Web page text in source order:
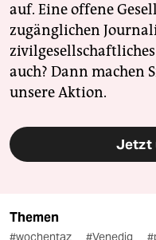
auf. Eine offene
zugänglichen
auch? Dann machen
unsere Aktion.
Jetzt
Themen
#wochentaz #Venedig